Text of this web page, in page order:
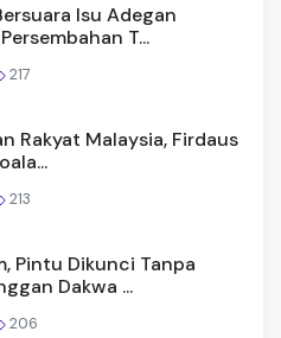
Isu Adegan
T...
217
Rakyat Malaysia, Firdaus
213
Pintu Dikunci Tanpa
Dakwa ...
206